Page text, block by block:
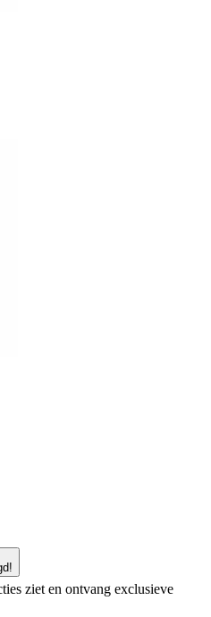
ziet en ontvang exclusieve